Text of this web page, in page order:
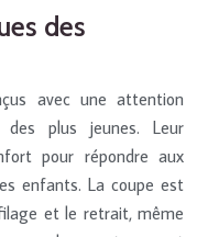
des
avec une attention
des plus jeunes. Leur
pour répondre aux
enfants. La coupe est
et le retrait, même